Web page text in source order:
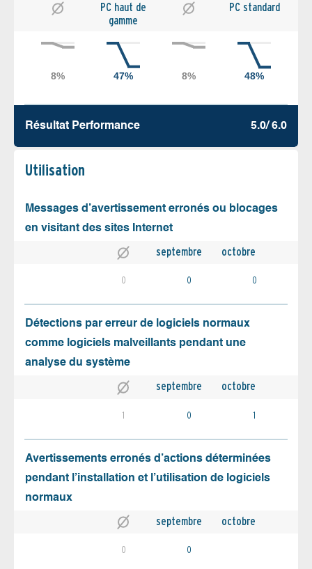
PC haut de
gamme
PC standard
Résultat Performance 5.0/ 6.0
Utilisation
Messages d’avertissement erronés ou blocages
en visitant des sites Internet
septembre octobre
0 0 0
Détections par erreur de logiciels normaux
comme logiciels malveillants pendant une
analyse du système
septembre octobre
1 0 1
Avertissements erronés d’actions déterminées
pendant l’installation et l’utilisation de logiciels
normaux
septembre octobre
0 0